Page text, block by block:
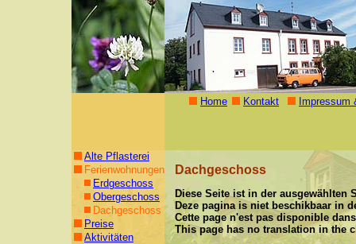
Home Kontakt Impressum
Alte Pflasterei
Ferienwohnungen
Erdgeschoss
Obergeschoss
Dachgeschoss
Preise
Aktivitäten
Dachgeschoss
Diese Seite ist in der ausgewählten
Deze pagina is niet beschikbaar in
Cette page n'est pas disponible
This page has no translation in the